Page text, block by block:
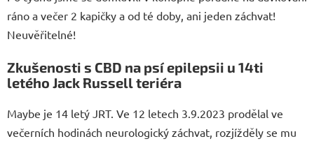
ráno a večer 2 kapičky a od té doby, ani jeden záchvat!
Neuvěřitelné!
Zkušenosti s CBD na psí epilepsii u 14ti
letého Jack Russell teriéra
Maybe je 14 letý JRT. Ve 12 letech 3.9.2023 prodělal ve
večerních hodinách neurologický záchvat, rozjížděly se mu